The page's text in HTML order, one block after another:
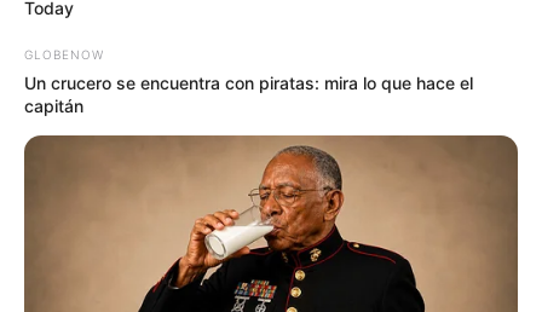
UNIRSE AL CANAL DE WHATSAPP
A través de las redes sociales, el Alcalde de la ciudad
reveló el nombre de la persona que
de una de las entidades más
importantes de la ciudad,el DATT.
Jaque mate al presidente de la liga de ajedrez
Today
GLOBENOW
Un crucero se encuentra con piratas: mira lo que hace el
capitán